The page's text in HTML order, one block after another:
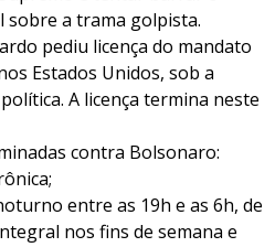
sobre a trama golpista.
pediu licença do mandato
Estados Unidos, sob a
A licença termina neste
contra Bolsonaro:
entre as 19h e as 6h, de
nos fins de semana e